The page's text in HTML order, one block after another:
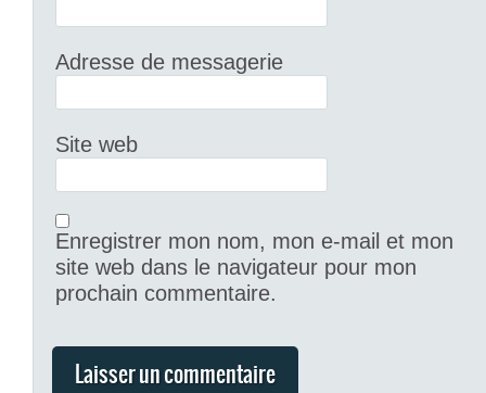
Adresse de messagerie
Site web
Enregistrer mon nom, mon e-mail et mon
site web dans le navigateur pour mon
prochain commentaire.